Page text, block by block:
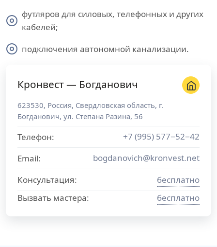
футляров для силовых, телефонных и других
кабелей;
подключения автономной канализации.
Кронвест — Богданович
623530, Россия, Свердловская область, г.
Богданович, ул. Степана Разина, 56
Телефон:
+7 (995) 577−52−42
Email:
bogdanovich@kronvest.net
Консультация:
бесплатно
Вызвать мастера:
бесплатно